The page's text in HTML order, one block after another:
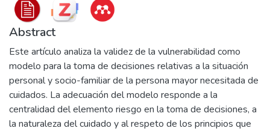
Abstract
Este artículo analiza la validez de la vulnerabilidad como
modelo para la toma de decisiones relativas a la situación
personal y socio-familiar de la persona mayor necesitada de
cuidados. La adecuación del modelo responde a la
centralidad del elemento riesgo en la toma de decisiones, a
la naturaleza del cuidado y al respeto de los principios que